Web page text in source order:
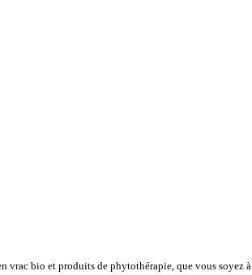
vrac bio et produits de phytothérapie, que vous soyez